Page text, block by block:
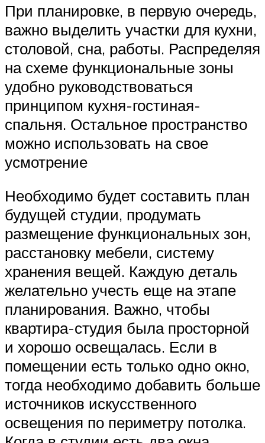
При планировке, в первую очередь,
важно выделить участки для кухни,
столовой, сна, работы. Распределяя
на схеме функциональные зоны
удобно руководствоваться
принципом кухня-гостиная-
спальня. Остальное пространство
можно использовать на свое
усмотрение
Необходимо будет составить план
будущей студии, продумать
размещение функциональных зон,
расстановку мебели, систему
хранения вещей. Каждую деталь
желательно учесть еще на этапе
планирования. Важно, чтобы
квартира-студия была просторной
и хорошо освещалась. Если в
помещении есть только одно окно,
тогда необходимо добавить больше
источников искусственного
освещения по периметру потолка.